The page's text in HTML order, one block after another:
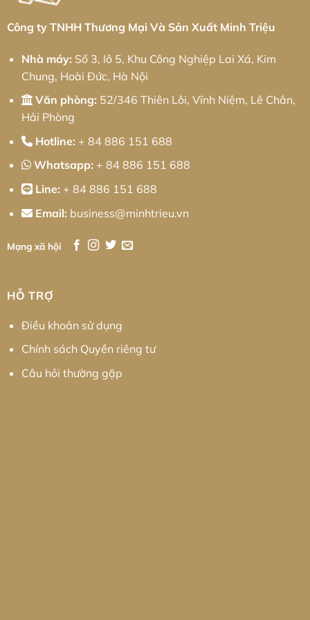
Cơ
Chính
Xác
Công ty TNHH Thương Mại Và Sản Xuất Minh Triệu
Nhà máy: Số 3, lô 5, Khu Công Nghiệp Lai Xá, Kim
Chung, Hoài Đức, Hà Nội
Văn phòng: 52/346 Thiên Lôi, Vĩnh Niệm, Lê Chân,
Hải Phòng
Hotline: + 84 886 151 688
Whatsapp: + 84 886 151 688
Line: + 84 886 151 688
Email: business@minhtrieu.vn
Mạng xã hội
HỖ TRỢ
Điều khoản sử dụng
Chính sách Quyền riêng tư
Câu hỏi thường gặp